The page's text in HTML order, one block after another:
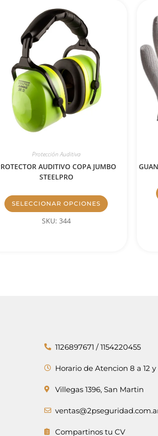
Protección Auditiva
AUDITIVO COPA JUMBO
STEELPRO
SELECCIONAR OPCIONES
SKU: 344
1126897671 / 1154220455
Horario de Atencion 8 a 12 y
Villegas 1396, San Martin
Compartinos tu CV